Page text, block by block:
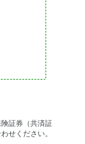
証券（共済証
せください。